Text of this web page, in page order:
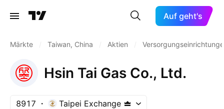
Auf geht's
Märkte Taiwan, China Aktien
Hsin Tai Gas Co., Ltd.
8917 Taipei Exchange